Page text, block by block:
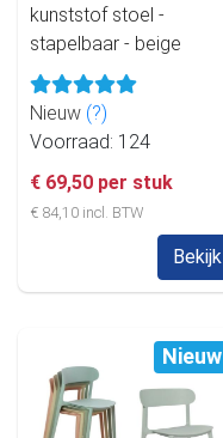
kunststof stoel -
stapelbaar - beige
Nieuw (?)
Voorraad: 124
€ 69,50 per stuk
€ 84,10 incl. BTW
Bekijk
Nieuw